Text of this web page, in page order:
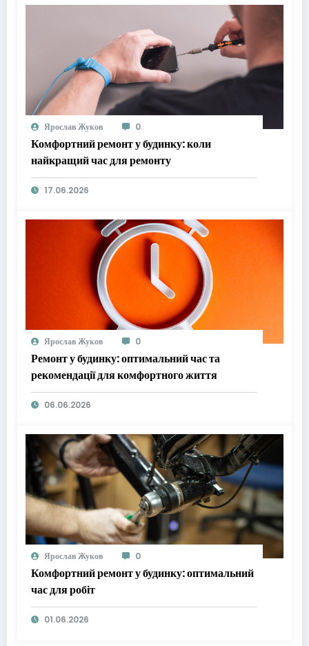
Ярослав Жуков 0
Комфортний ремонт у будинку: коли
найкращий час для ремонту
17.06.2026
Ярослав Жуков 0
Ремонт у будинку: оптимальний час та
рекомендації для комфортного життя
06.06.2026
Ярослав Жуков 0
Комфортний ремонт у будинку: оптимальний
час для робіт
01.06.2026